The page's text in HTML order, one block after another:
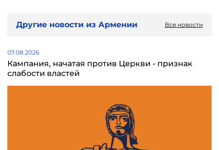
Другие новости из Армении Все новости
07.08.2026
Кампания, начатая против Церкви - признак
слабости властей